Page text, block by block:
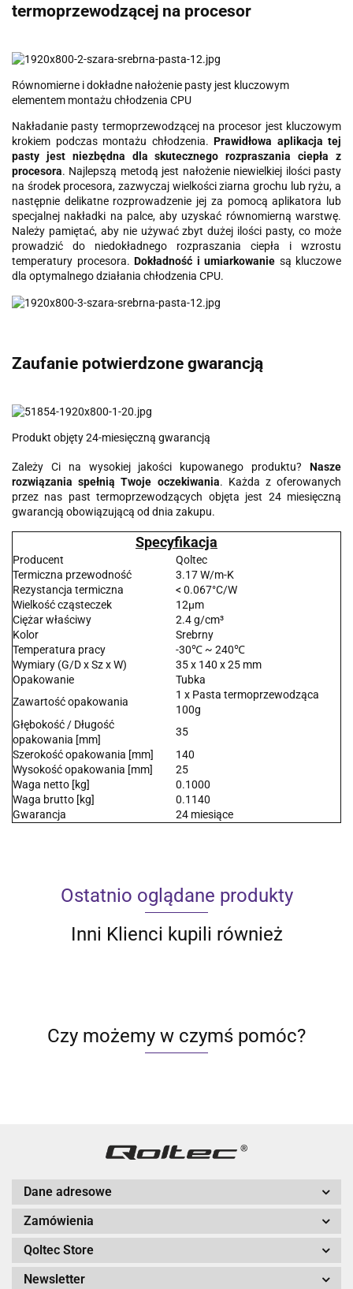
termoprzewodzącej na procesor
Równomierne i dokładne nałożenie pasty jest kluczowym
elementem montażu chłodzenia CPU
Nakładanie pasty termoprzewodzącej na procesor jest kluczowym
krokiem podczas montażu chłodzenia. Prawidłowa aplikacja tej
pasty jest niezbędna dla skutecznego rozpraszania ciepła z
procesora. Najlepszą metodą jest nałożenie niewielkiej ilości pasty
na środek procesora, zazwyczaj wielkości ziarna grochu lub ryżu, a
następnie delikatne rozprowadzenie jej za pomocą aplikatora lub
specjalnej nakładki na palce, aby uzyskać równomierną warstwę.
Należy pamiętać, aby nie używać zbyt dużej ilości pasty, co może
prowadzić do niedokładnego rozpraszania ciepła i wzrostu
temperatury procesora. Dokładność i umiarkowanie są kluczowe
dla optymalnego działania chłodzenia CPU.
Zaufanie potwierdzone gwarancją
Produkt objęty 24-miesięczną gwarancją
Zależy Ci na wysokiej jakości kupowanego produktu? Nasze
rozwiązania spełnią Twoje oczekiwania. Każda z oferowanych
przez nas past termoprzewodzących objęta jest 24 miesięczną
gwarancją obowiązującą od dnia zakupu.
Specyfikacja
Producent
Qoltec
Termiczna przewodność
3.17 W/m-K
Rezystancja termiczna
< 0.067°C/W
Wielkość cząsteczek
12μm
Ciężar właściwy
2.4 g/cm³
Kolor
Srebrny
Temperatura pracy
-30℃ ~ 240℃
Wymiary (G/D x Sz x W)
35 x 140 x 25 mm
Opakowanie
Tubka
Zawartość opakowania
1 x Pasta termoprzewodząca
100g
Głębokość / Długość
opakowania [mm]
35
Szerokość opakowania [mm]
140
Wysokość opakowania [mm]
25
Waga netto [kg]
0.1000
Waga brutto [kg]
0.1140
Gwarancja
24 miesiące
Ostatnio oglądane produkty
Inni Klienci kupili również
Czy możemy w czymś pomóc?
Dane adresowe
Zamówienia
Qoltec Store
Newsletter